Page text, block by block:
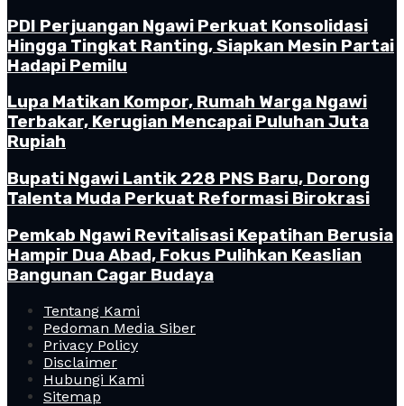
PDI Perjuangan Ngawi Perkuat Konsolidasi
Hingga Tingkat Ranting, Siapkan Mesin Partai
Hadapi Pemilu
Lupa Matikan Kompor, Rumah Warga Ngawi
Terbakar, Kerugian Mencapai Puluhan Juta
Rupiah
Bupati Ngawi Lantik 228 PNS Baru, Dorong
Talenta Muda Perkuat Reformasi Birokrasi
Pemkab Ngawi Revitalisasi Kepatihan Berusia
Hampir Dua Abad, Fokus Pulihkan Keaslian
Bangunan Cagar Budaya
Tentang Kami
Pedoman Media Siber
Privacy Policy
Disclaimer
Hubungi Kami
Sitemap